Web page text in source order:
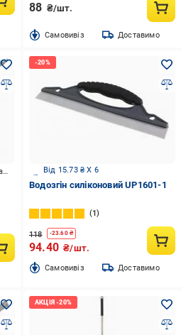
88 ₴/шт.
Cамовивіз Доставимо
До -10% з суперкредиткою Visa Вигода Від 15.73 ₴ X 6
Водозгін силіконовий UP1601-1
1
118 -23.60₴
94.40 ₴/шт.
Cамовивіз Доставимо